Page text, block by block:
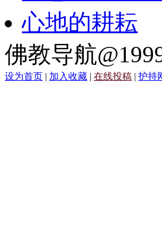
心地的耕耘
佛教导航
设为首页 | 加入收藏 | 在线投稿 | 护持